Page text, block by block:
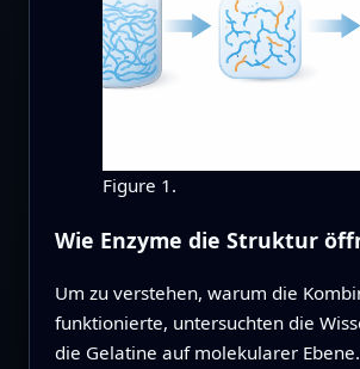
Figure 1.
Wie Enzyme die Struktur
Um zu verstehen, warum die
funktionierte, untersuchten die
die Gelatine auf molekularer